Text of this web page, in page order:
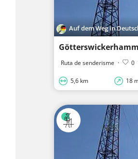
Auf dem Weg in
Ruta de senderisme · 0
5,6 km 18